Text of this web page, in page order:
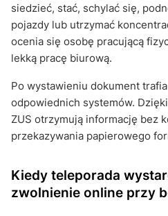
siedzieć, stać, schylać się,
pojazdy lub utrzymać
ocenia się osobę pracującą
lekką pracę biurową.
Po wystawieniu dokument
odpowiednich systemów.
ZUS otrzymują informację bez
przekazywania papierowego
Kiedy teleporada
zwolnienie online przy